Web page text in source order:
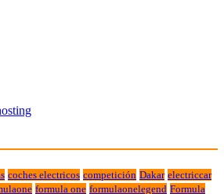
coches electricos competición Dakar electriccar
formula one formulaonelegend Formula